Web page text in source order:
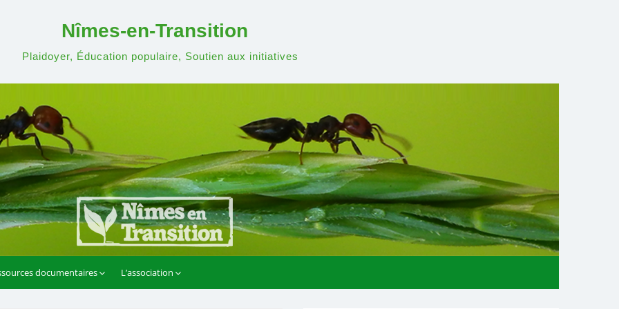
Nîmes-en-Transition
Plaidoyer, Éducation populaire, Soutien aux initiatives
documentaires L’association